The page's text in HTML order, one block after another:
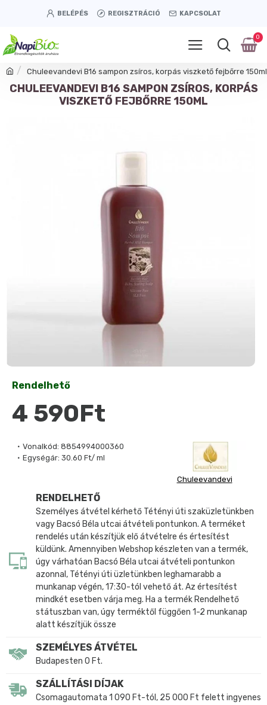
BELÉPÉS REGISZTRÁCIÓ KAPCSOLAT
0
Chuleevandevi B16 sampon zsíros, korpás viszkető fejbőrre 150ml
CHULEEVANDEVI B16 SAMPON ZSÍROS, KORPÁS
VISZKETŐ FEJBŐRRE 150ML
Vonalkód: 8854994000360
Egységár: 30.60 Ft/ ml
Chuleevandevi
Rendelhető
4 590Ft
RENDELHETŐ
Személyes átvétel kérhető Tétényi úti szaküzletünkben
vagy Bacsó Béla utcai átvételi pontunkon. A terméket
rendelés után készítjük elő átvételre és értesítést
küldünk. Amennyiben Webshop készleten van a termék,
úgy várhatóan Bacsó Béla utcai átvételi pontunkon
azonnal, Tétényi úti üzletünkben leghamarabb a
munkanap végén, 17:30-tól vehető át. Az értesítést
mindkét esetben várja meg. Ha a termék Rendelhető
státuszban van, úgy terméktől függően 1-2 munkanap
alatt készítjük össze
SZEMÉLYES ÁTVÉTEL
Budapesten 0 Ft.
SZÁLLÍTÁSI DÍJAK
Csomagautomata 1 090 Ft-tól, 25 000 Ft felett ingyenes